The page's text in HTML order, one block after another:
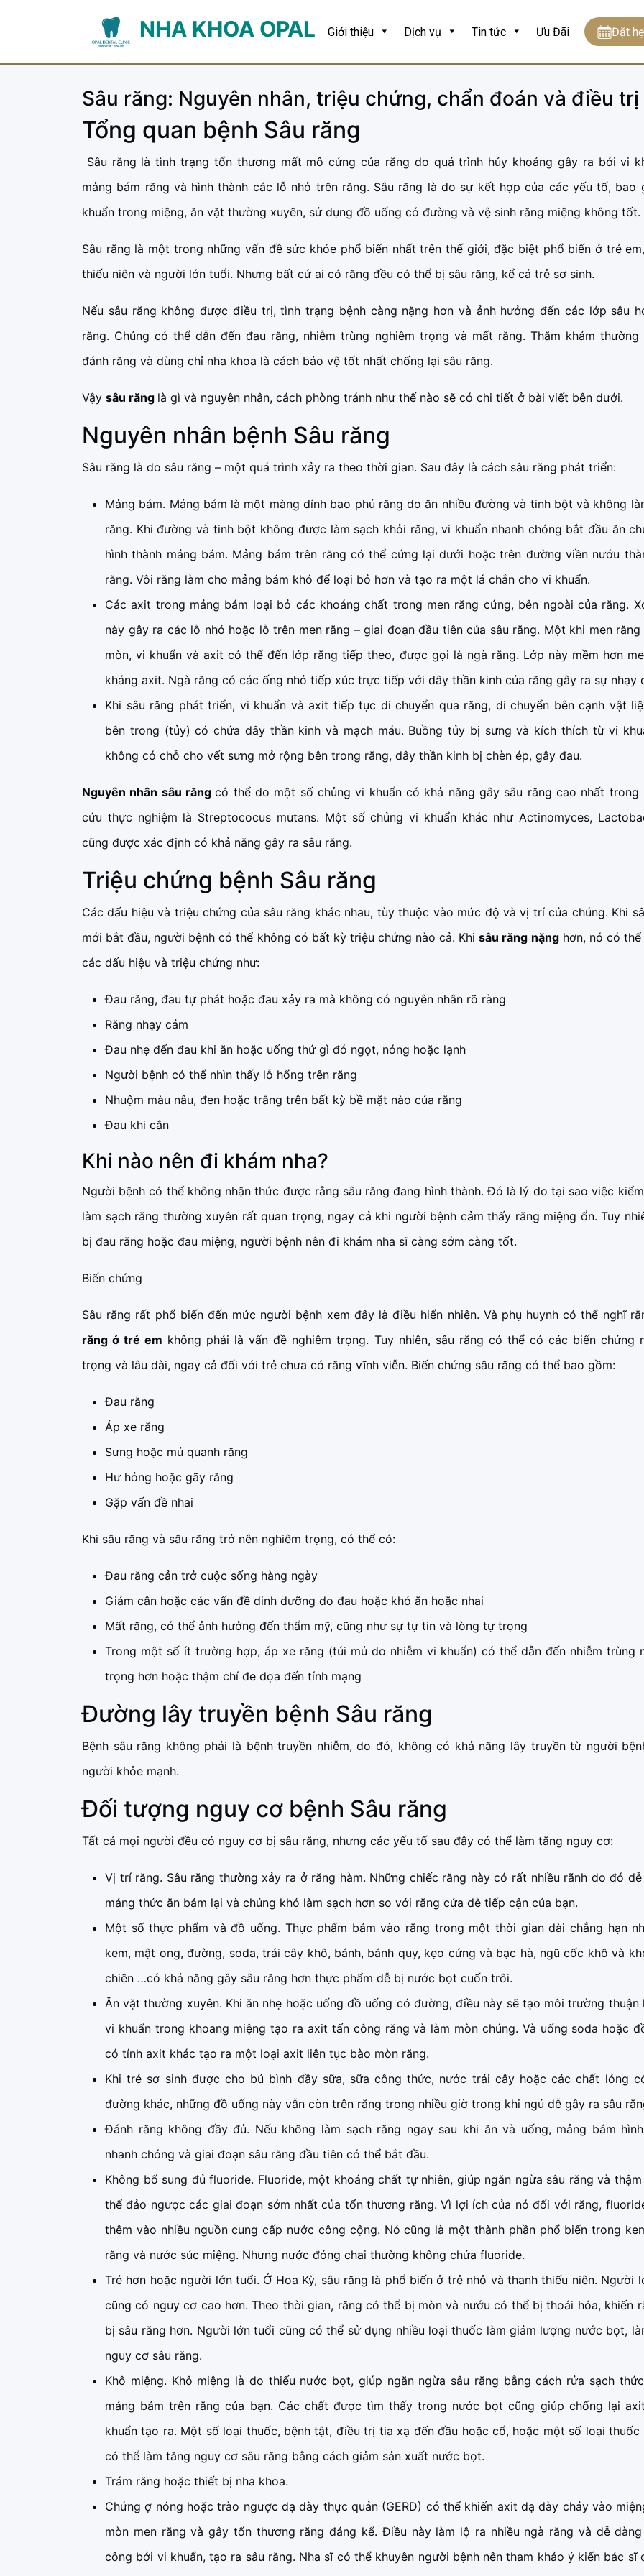
NHA KHOA OPAL Giới thiệu Dịch vụ Tin tức Ưu Đãi Đặt
Sâu răng: Nguyên nhân, triệu chứng, chẩn đoán và điều trị
Tổng quan bệnh Sâu răng
Sâu răng là tình trạng tổn thương mất mô cứng của răng do quá trình hủy khoáng gây ra bởi vi
mảng bám răng và hình thành các lỗ nhỏ trên răng. Sâu răng là do sự kết hợp của các yếu tố, bao
khuẩn trong miệng, ăn vặt thường xuyên, sử dụng đồ uống có đường và vệ sinh răng miệng không tốt.
Sâu răng là một trong những vấn đề sức khỏe phổ biến nhất trên thế giới, đặc biệt phổ biến ở trẻ
thiếu niên và người lớn tuổi. Nhưng bất cứ ai có răng đều có thể bị sâu răng, kể cả trẻ sơ sinh.
Nếu sâu răng không được điều trị, tình trạng bệnh càng nặng hơn và ảnh hưởng đến các lớp sâu
răng. Chúng có thể dẫn đến đau răng, nhiễm trùng nghiêm trọng và mất răng. Thăm khám thường
đánh răng và dùng chỉ nha khoa là cách bảo vệ tốt nhất chống lại sâu răng.
Vậy sâu răng là gì và nguyên nhân, cách phòng tránh như thế nào sẽ có chi tiết ở bài viết bên dưới.
Nguyên nhân bệnh Sâu răng
Sâu răng là do sâu răng – một quá trình xảy ra theo thời gian. Sau đây là cách sâu răng phát triển:
Mảng bám. Mảng bám là một màng dính bao phủ răng do ăn nhiều đường và tinh bột và không
răng. Khi đường và tinh bột không được làm sạch khỏi răng, vi khuẩn nhanh chóng bắt đầu ăn
hình thành mảng bám. Mảng bám trên răng có thể cứng lại dưới hoặc trên đường viền nướu
răng. Vôi răng làm cho mảng bám khó để loại bỏ hơn và tạo ra một lá chắn cho vi khuẩn.
Các axit trong mảng bám loại bỏ các khoáng chất trong men răng cứng, bên ngoài của răng.
này gây ra các lỗ nhỏ hoặc lỗ trên men răng – giai đoạn đầu tiên của sâu răng. Một khi men
mòn, vi khuẩn và axit có thể đến lớp răng tiếp theo, được gọi là ngà răng. Lớp này mềm hơn
kháng axit. Ngà răng có các ống nhỏ tiếp xúc trực tiếp với dây thần kinh của răng gây ra sự nhạy
Khi sâu răng phát triển, vi khuẩn và axit tiếp tục di chuyển qua răng, di chuyển bên cạnh vật
bên trong (tủy) có chứa dây thần kinh và mạch máu. Buồng tủy bị sưng và kích thích từ vi
không có chỗ cho vết sưng mở rộng bên trong răng, dây thần kinh bị chèn ép, gây đau.
Nguyên nhân sâu răngcó thể do một số chủng vi khuẩn có khả năng gây sâu răng cao nhất trong
cứu thực nghiệm là Streptococus mutans. Một số chủng vi khuẩn khác như Actinomyces,
cũng được xác định có khả năng gây ra sâu răng.
Triệu chứng bệnh Sâu răng
Các dấu hiệu và triệu chứng của sâu răng khác nhau, tùy thuộc vào mức độ và vị trí của chúng. Khi
mới bắt đầu, người bệnh có thể không có bất kỳ triệu chứng nào cả. Khisâu răng nặnghơn, nó có thể
các dấu hiệu và triệu chứng như:
Đau răng, đau tự phát hoặc đau xảy ra mà không có nguyên nhân rõ ràng
Răng nhạy cảm
Đau nhẹ đến đau khi ăn hoặc uống thứ gì đó ngọt, nóng hoặc lạnh
Người bệnh có thể nhìn thấy lỗ hổng trên răng
Nhuộm màu nâu, đen hoặc trắng trên bất kỳ bề mặt nào của răng
Đau khi cắn
Khi nào nên đi khám nha?
Người bệnh có thể không nhận thức được rằng sâu răng đang hình thành. Đó là lý do tại sao việc
làm sạch răng thường xuyên rất quan trọng, ngay cả khi người bệnh cảm thấy răng miệng ổn. Tuy
bị đau răng hoặc đau miệng, người bệnh nên đi khám nha sĩ càng sớm càng tốt.
Biến chứng
Sâu răng rất phổ biến đến mức người bệnh xem đây là điều hiển nhiên. Và phụ huynh có thể nghĩ
răng ở trẻ em không phải là vấn đề nghiêm trọng. Tuy nhiên, sâu răng có thể có các biến chứng
trọng và lâu dài, ngay cả đối với trẻ chưa có răng vĩnh viễn. Biến chứng sâu răng có thể bao gồm:
Đau răng
Áp xe răng
Sưng hoặc mủ quanh răng
Hư hỏng hoặc gãy răng
Gặp vấn đề nhai
Khi sâu răng và sâu răng trở nên nghiêm trọng, có thể có:
Đau răng cản trở cuộc sống hàng ngày
Giảm cân hoặc các vấn đề dinh dưỡng do đau hoặc khó ăn hoặc nhai
Mất răng, có thể ảnh hưởng đến thẩm mỹ, cũng như sự tự tin và lòng tự trọng
Trong một số ít trường hợp, áp xe răng (túi mủ do nhiễm vi khuẩn) có thể dẫn đến nhiễm trùng
trọng hơn hoặc thậm chí đe dọa đến tính mạng
Đường lây truyền bệnh Sâu răng
Bệnh sâu răng không phải là bệnh truyền nhiễm, do đó, không có khả năng lây truyền từ người
người khỏe mạnh.
Đối tượng nguy cơ bệnh Sâu răng
Tất cả mọi người đều có nguy cơ bị sâu răng, nhưng các yếu tố sau đây có thể làm tăng nguy cơ:
Vị trí răng. Sâu răng thường xảy ra ở răng hàm. Những chiếc răng này có rất nhiều rãnh do đó
mảng thức ăn bám lại và chúng khó làm sạch hơn so với răng cửa dễ tiếp cận của bạn.
Một số thực phẩm và đồ uống. Thực phẩm bám vào răng trong một thời gian dài chẳng hạn
kem, mật ong, đường, soda, trái cây khô, bánh, bánh quy, kẹo cứng và bạc hà, ngũ cốc khô và
chiên …có khả năng gây sâu răng hơn thực phẩm dễ bị nước bọt cuốn trôi.
Ăn vặt thường xuyên. Khi ăn nhẹ hoặc uống đồ uống có đường, điều này sẽ tạo môi trường thuận
vi khuẩn trong khoang miệng tạo ra axit tấn công răng và làm mòn chúng. Và uống soda hoặc
có tính axit khác tạo ra một loại axit liên tục bào mòn răng.
Khi trẻ sơ sinh được cho bú bình đầy sữa, sữa công thức, nước trái cây hoặc các chất lỏng
đường khác, những đồ uống này vẫn còn trên răng trong nhiều giờ trong khi ngủ dễ gây ra sâu
Đánh răng không đầy đủ. Nếu không làm sạch răng ngay sau khi ăn và uống, mảng bám
nhanh chóng và giai đoạn sâu răng đầu tiên có thể bắt đầu.
Không bổ sung đủ fluoride. Fluoride, một khoáng chất tự nhiên, giúp ngăn ngừa sâu răng và
thể đảo ngược các giai đoạn sớm nhất của tổn thương răng. Vì lợi ích của nó đối với răng,
thêm vào nhiều nguồn cung cấp nước công cộng. Nó cũng là một thành phần phổ biến trong
răng và nước súc miệng. Nhưng nước đóng chai thường không chứa fluoride.
Trẻ hơn hoặc người lớn tuổi. Ở Hoa Kỳ, sâu răng là phổ biến ở trẻ nhỏ và thanh thiếu niên. Người
cũng có nguy cơ cao hơn. Theo thời gian, răng có thể bị mòn và nướu có thể bị thoái hóa, khiến
bị sâu răng hơn. Người lớn tuổi cũng có thể sử dụng nhiều loại thuốc làm giảm lượng nước bọt,
nguy cơ sâu răng.
Khô miệng. Khô miệng là do thiếu nước bọt, giúp ngăn ngừa sâu răng bằng cách rửa sạch
mảng bám trên răng của bạn. Các chất được tìm thấy trong nước bọt cũng giúp chống lại
khuẩn tạo ra. Một số loại thuốc, bệnh tật, điều trị tia xạ đến đầu hoặc cổ, hoặc một số loại thuốc
có thể làm tăng nguy cơ sâu răng bằng cách giảm sản xuất nước bọt.
Trám răng hoặc thiết bị nha khoa.
Chứng ợ nóng hoặc trào ngược dạ dày thực quản (GERD) có thể khiến axit dạ dày chảy vào
mòn men răng và gây tổn thương răng đáng kể. Điều này làm lộ ra nhiều ngà răng và dễ
công bởi vi khuẩn, tạo ra sâu răng. Nha sĩ có thể khuyên người bệnh nên tham khảo ý kiến bác sĩ